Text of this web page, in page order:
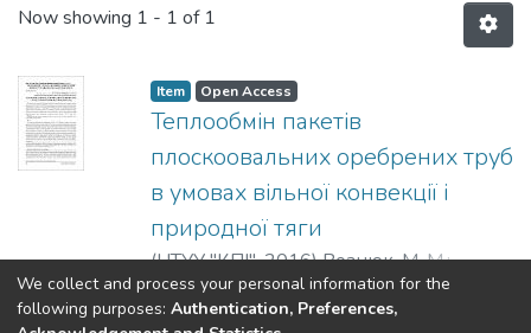
Now showing 1 - 1 of 1
Item Open Access
Теплообмін пакетів
плоскоовальних оребрених труб
в умовах вільної конвекції і
природної тяги
(НТУУ "КПІ",2016)Вознюк, М. М.;
Рогачов, В. А.;Терех, О. М.;Баранюк, О.
В. ;Vozniuk, M. M.;Rogachov, V. A.
Show more
We collect and process your personal information for the
following purposes: Authentication, Preferences,